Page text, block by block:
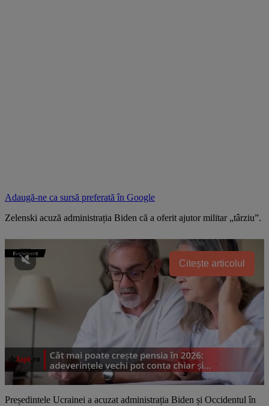
Adaugă-ne ca sursă preferată în Google
Zelenski acuză administrația Biden că a oferit ajutor militar „târziu”.
Citește articolul
Președintele Ucrainei a acuzat administrația Biden și Occidentul în